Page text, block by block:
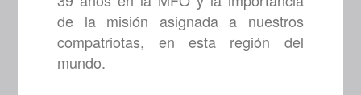
de la misión asignada a nuestros
compatriotas, en esta región del
mundo.